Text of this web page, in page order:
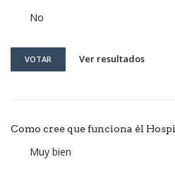
No
VOTAR Ver resultados
Como cree que funciona él
Muy bien